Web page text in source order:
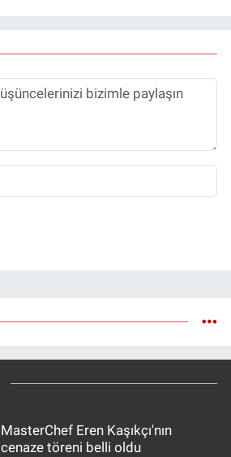
MasterChef Eren Kaşıkçı'nın
cenaze töreni belli oldu